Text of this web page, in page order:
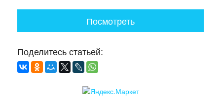
Посмотреть
Поделитесь статьей: